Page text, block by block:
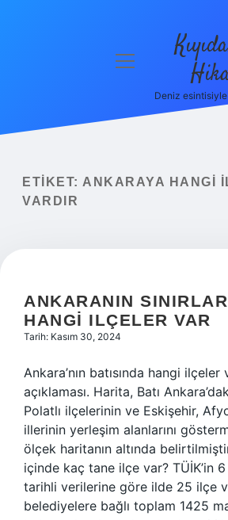
Yasal Uyarı
menüyü
Deniz
ETIKET: ANKARAYA HANGI
VARDIR
ANKARANIN
HANGI ILÇELER VAR
Tarih: Kasım 30, 2024
Ankara’nın batısında hangi ilçeler
açıklaması. Harita, Batı
Polatlı ilçelerinin ve Eskişehir,
illerinin yerleşim alanlarını
ölçek haritanın altında
içinde kaç tane ilçe var? TÜİK’in
tarihli verilerine göre ilde 25 ilçe
belediyelere bağlı toplam 1425